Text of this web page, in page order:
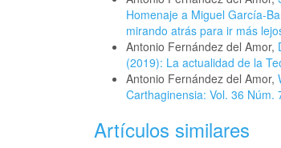
Homenaje a Miguel García-
mirando atrás para ir más
Antonio Fernández del Amor,
(2019): La actualidad de la
Antonio Fernández del Amor,
Carthaginensia: Vol. 36
Artículos similares